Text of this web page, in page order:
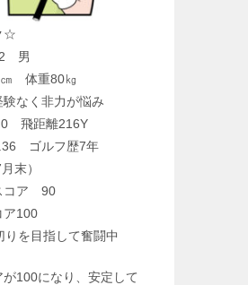
☆
男
㎝ 体重80㎏
験なく非力が悩み
飛距離216Y
ゴルフ歴7年
末）
コア 90
ア100
りを目指して奮闘中
100になり、安定して